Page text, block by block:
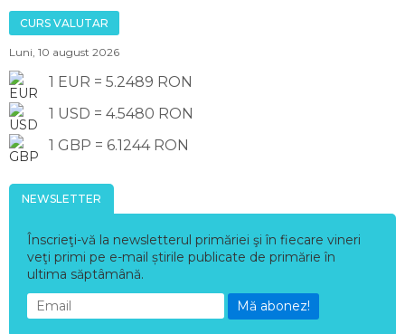
CURS VALUTAR
Luni, 10 august 2026
1 EUR = 5.2489 RON
1 USD = 4.5480 RON
1 GBP = 6.1244 RON
NEWSLETTER
Înscrieţi-vă la newsletterul primăriei şi în fiecare vineri
veţi primi pe e-mail știrile publicate de primărie în
ultima săptâmână.
Mă abonez!